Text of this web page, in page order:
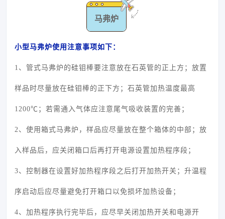
马弗炉
小型马弗炉使用注意事项如下：
1、管式马弗炉的硅钼棒要注意放在石英管的正上方；放置
样品时尽量放在硅钼棒的正下方；石英管加热温度最高
1200℃；若需通入气体应注意尾气吸收装置的完善；
2、使用箱式马弗炉，样品应尽量放在整个箱体的中部；放
入样品后，应关闭箱口后再打开电源设置加热程序段；
3、控制器在设置好加热程序段之后打开加热开关；升温程
序启动后应尽量避免打开箱口以免损坏加热设备；
4、加热程序执行完毕后，应尽早关闭加热开关和电源开